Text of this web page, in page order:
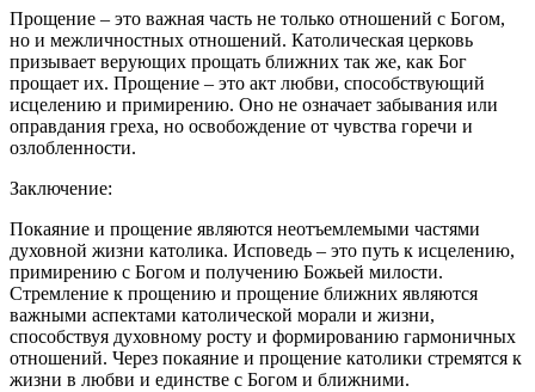
Прощение – это важная часть не только отношений с Богом,
но и межличностных отношений. Католическая церковь
призывает верующих прощать ближних так же, как Бог
прощает их. Прощение – это акт любви, способствующий
исцелению и примирению. Оно не означает забывания или
оправдания греха, но освобождение от чувства горечи и
озлобленности.
Заключение:
Покаяние и прощение являются неотъемлемыми частями
духовной жизни католика. Исповедь – это путь к исцелению,
примирению с Богом и получению Божьей милости.
Стремление к прощению и прощение ближних являются
важными аспектами католической морали и жизни,
способствуя духовному росту и формированию гармоничных
отношений. Через покаяние и прощение католики стремятся к
жизни в любви и единстве с Богом и ближними.